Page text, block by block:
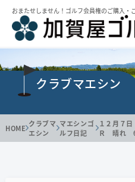
おまたせしません！ゴルフ会員権のご購⼊・
クラブマエシン
HOME クラブマ
エシン
マエシンゴ
ルフ日記
１２月７
Ｒ 晴れ